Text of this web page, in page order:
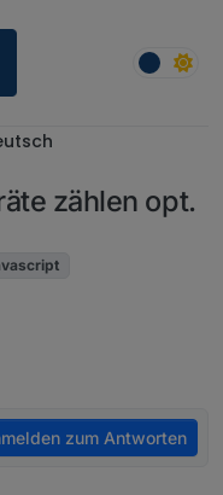
zählen opt.
zum Antworten